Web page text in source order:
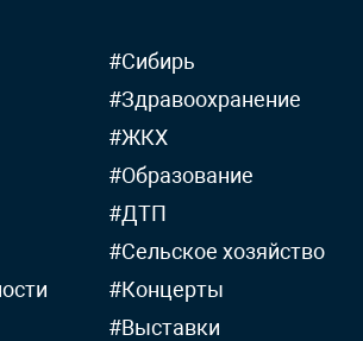
#Сибирь
#Здравоохранение
#ЖКХ
#Образование
#ДТП
#Сельское хозяйство
#Концерты
#Выставки